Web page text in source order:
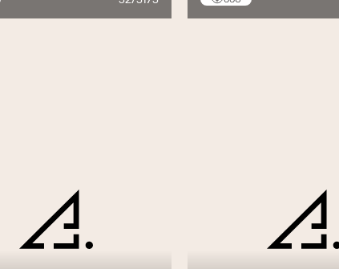
en faveur du développement durable, nous
de nos activités sur l’environnement. De
la qualité de nos produits et de